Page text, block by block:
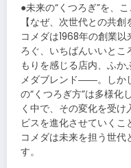
●未来の“くつろぎ”を、
【なぜ、次世代との共創
コメダは1968年の創業
ろぐ、いちばんいいとこ
もりを感じる店内、ふか
メダブレンド――。しか
の“くつろぎ方”は多様化
く中で、その変化を受
ビスを進化させていくこ
コメダは未来を担う世代
す。